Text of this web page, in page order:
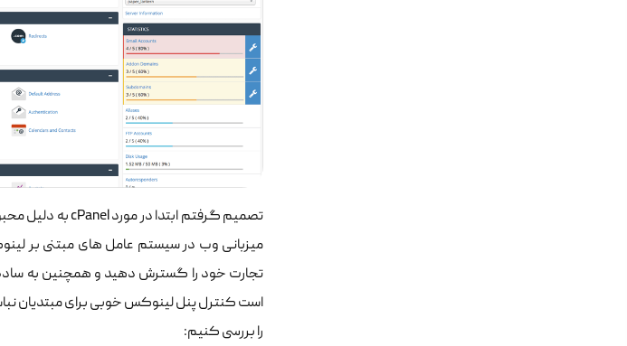
میزبانی وب در سیستم عامل های مبتنی بر
تجارت خود را گسترش دهید و همچنین به
است کنترل پنل لینوکس خوبی برای مبتدیان
را بررسی کنیم: